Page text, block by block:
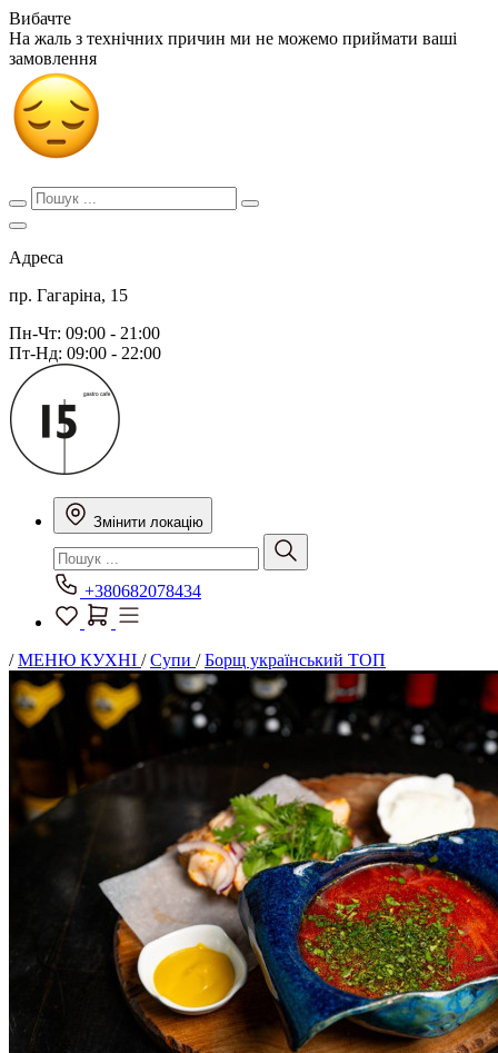
Вибачте
На жаль з технічних причин ми не можемо приймати ваші
замовлення
Адреса
пр. Гагаріна, 15
Пн-Чт: 09:00 - 21:00
Пт-Нд: 09:00 - 22:00
Змінити локацію
+380682078434
/МЕНЮ КУХНІ /Супи /Борщ український ТОП